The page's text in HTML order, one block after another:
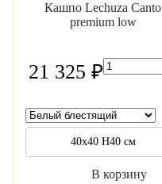
Кашпо Lechuza Canto
premium low
21 325 ₽
40х40 Н40 см
В корзину